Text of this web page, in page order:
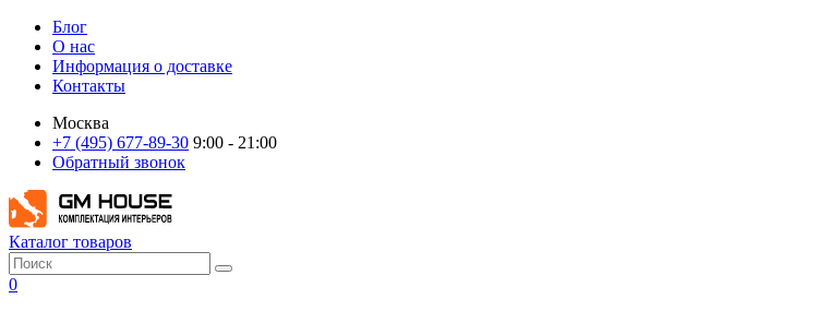
Блог
О нас
Информация о доставке
Контакты
Москва
+7 (495) 677-89-30 9:00 - 21:00
Обратный звонок
Каталог товаров
0